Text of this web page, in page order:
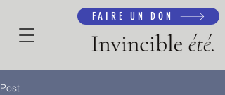
FAIRE UN DON
Post